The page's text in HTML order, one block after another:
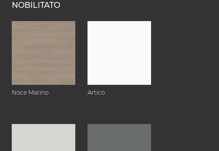
NOBILITATO
Noce Marino Artico